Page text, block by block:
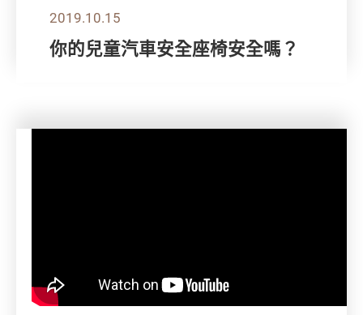
2019.10.15
你的兒童汽車安全座椅安全嗎？